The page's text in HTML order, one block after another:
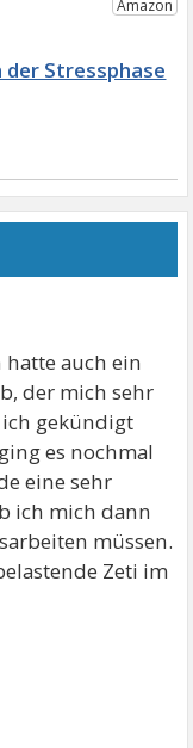
Stressphase
hatte auch ein
der mich sehr
gekündigt
es nochmal
eine sehr
ich mich dann
müssen.
Zeti im